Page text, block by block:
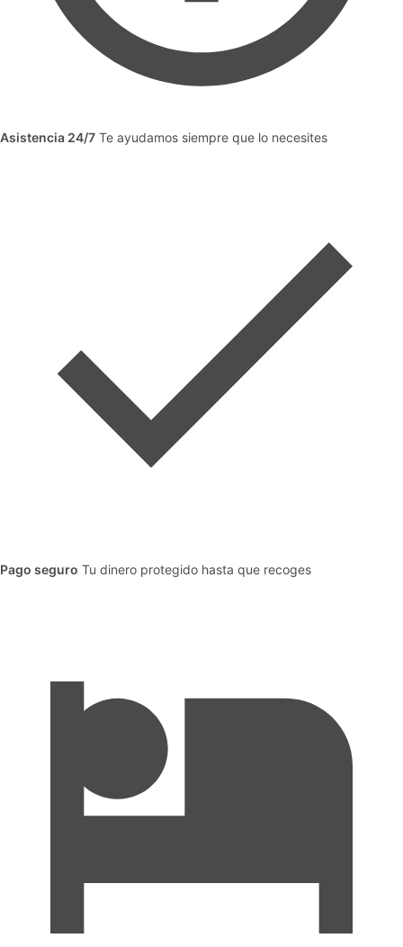
Asistencia 24/7 Te ayudamos siempre que lo necesites
Pago seguro Tu dinero protegido hasta que recoges